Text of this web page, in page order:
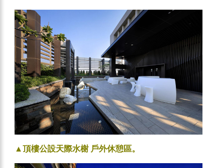
▲頂樓公設天際水榭 戶外休憩區。